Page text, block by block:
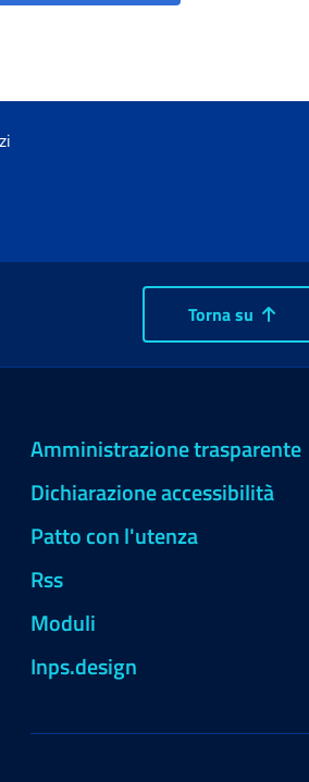
Torna su
Amministrazione trasparente
Dichiarazione accessibilità
Patto con l'utenza
Rss
Moduli
Inps.design